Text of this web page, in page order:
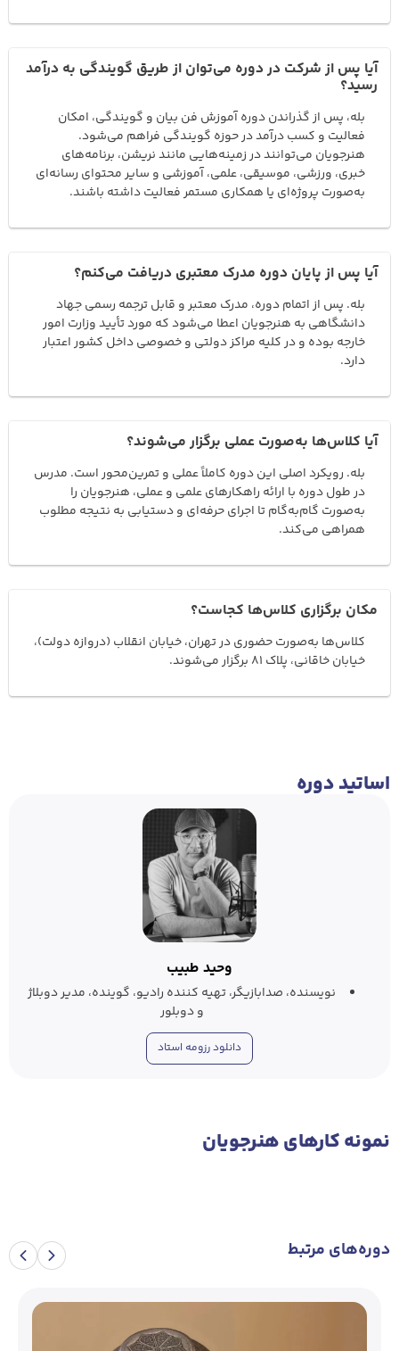
آیا پس از شرکت در دوره می‌توان از طریق گویندگی به درآمد
رسید؟
بله، پس از گذراندن دوره آموزش فن بیان و گویندگی، امکان
فعالیت و کسب درآمد در حوزه گویندگی فراهم می‌شود.
هنرجویان می‌توانند در زمینه‌هایی مانند نریشن، برنامه‌های
خبری، ورزشی، موسیقی، علمی، آموزشی و سایر محتوای رسانه‌ای
به‌صورت پروژه‌ای یا همکاری مستمر فعالیت داشته باشند.
آیا پس از پایان دوره مدرک معتبری دریافت می‌کنم؟
بله. پس از اتمام دوره، مدرک معتبر و قابل ترجمه رسمی جهاد
دانشگاهی به هنرجویان اعطا می‌شود که مورد تأیید وزارت امور
خارجه بوده و در کلیه مراکز دولتی و خصوصی داخل کشور اعتبار
دارد.
آیا کلاس‌ها به‌صورت عملی برگزار می‌شوند؟
بله. رویکرد اصلی این دوره کاملاً عملی و تمرین‌محور است. مدرس
در طول دوره با ارائه راهکارهای علمی و عملی، هنرجویان را
به‌صورت گام‌به‌گام تا اجرای حرفه‌ای و دستیابی به نتیجه مطلوب
همراهی می‌کند.
مکان برگزاری کلاس‌ها کجاست؟
کلاس‌ها به‌صورت حضوری در تهران، خیابان انقلاب (دروازه دولت)،
خیابان خاقانی، پلاک 81 برگزار می‌شوند.
اساتید دوره
وحید طبیب
نویسنده، صدابازیگر، تهیه کننده رادیو، گوینده، مدیر دوبلاژ
و دوبلور
دانلود رزومه استاد
نمونه‌ کار‌های هنرجویان
دوره‌های مرتبط